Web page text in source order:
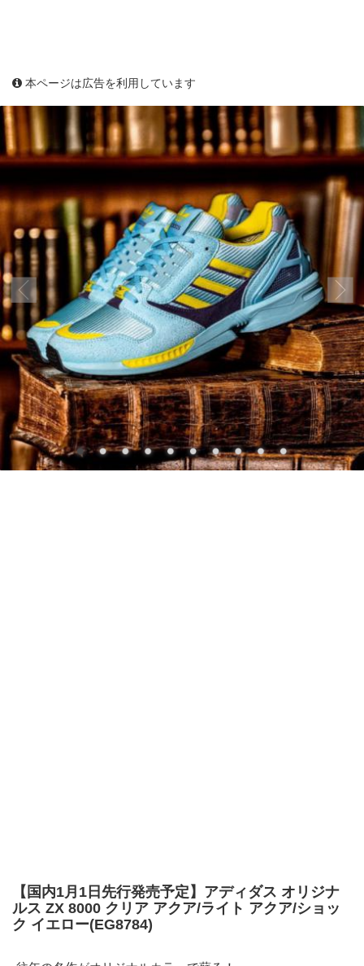
本ページは広告を利用しています
【国内1月1日先行発売予定】アディダス オリジナ
ルス ZX 8000 クリア アクア/ライト アクア/ショッ
ク イエロー(EG8784)